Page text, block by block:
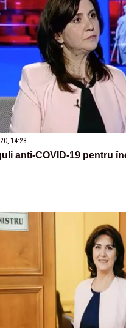
14:28
anti-COVID-19 pentru